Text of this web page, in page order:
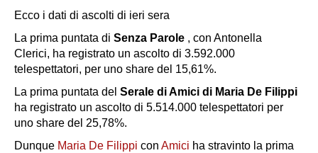
Ecco i dati di ascolti di ieri sera
La prima puntata di Senza Parole , con Antonella
Clerici, ha registrato un ascolto di 3.592.000
telespettatori, per uno share del 15,61%.
La prima puntata del Serale di Amici di Maria De Filippi
ha registrato un ascolto di 5.514.000 telespettatori per
uno share del 25,78%.
Dunque Maria De Filippi con Amici ha stravinto la prima